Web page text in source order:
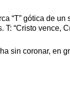
“T” gótica de
“Cristo vence,
sin coronar, en